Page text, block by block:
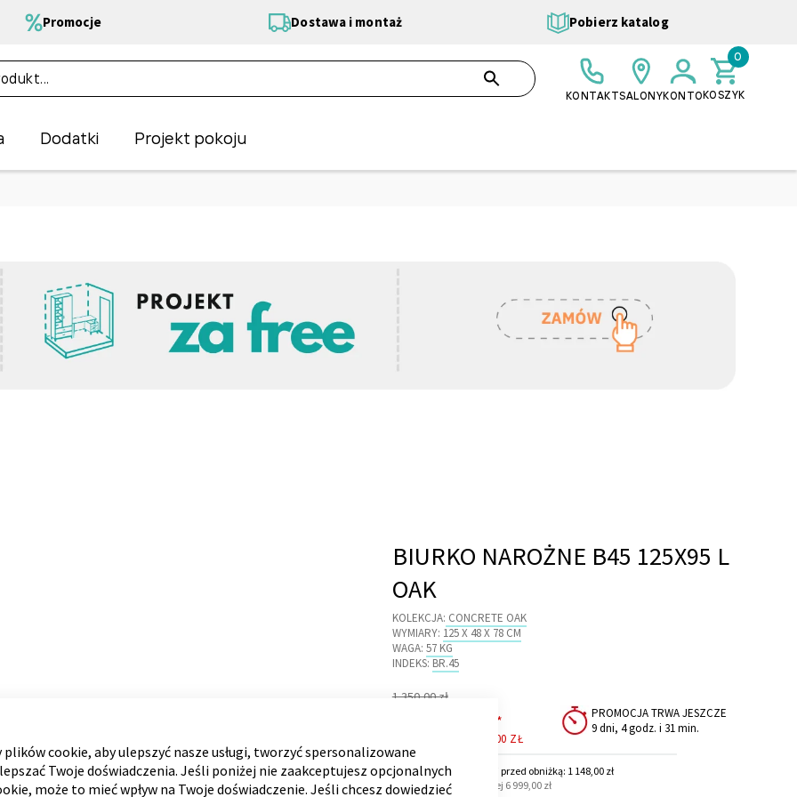
CLOSE
COOKIE
plików cookie, aby ulepszyć nasze usługi, tworzyć spersonalizowane
Twoje doświadczenia. Jeśli poniżej nie zaakceptujesz opcjonalnych
może to mieć wpływ na Twoje doświadczenie. Jeśli chcesz dowiedzieć
Promocje Dostawa i montaż Pobierz katalog
Dodatki Projekt pokoju
SZUKAJ
KONTAKTSALONYKONTOKOSZYK
0,00 ZŁ
0
BIURKO NAROŻNE B45 125X95 L
OAK
KOLEKCJA: CONCRETE OAK
WYMIARY: 125 X 48 X 78 CM
WAGA: 57 KG
INDEKS: BR.45
Regularna
1 350,00 zł
*
202,00 ZŁ
PROMOCJA TRWA JESZCZE
9 dni, 4 godz. i 31 min.
Najniższa cena z 30 dni przed obniżką: 1 148,00 zł
* Dla zamówień powyżej 6 999,00 zł